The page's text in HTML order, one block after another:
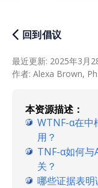
回到倡议
最近更新: 2025年3月
作者: Alexa Brown,
本资源描述：
WTNF-α在中
用？
TNF-α如何与
关？
哪些证据表